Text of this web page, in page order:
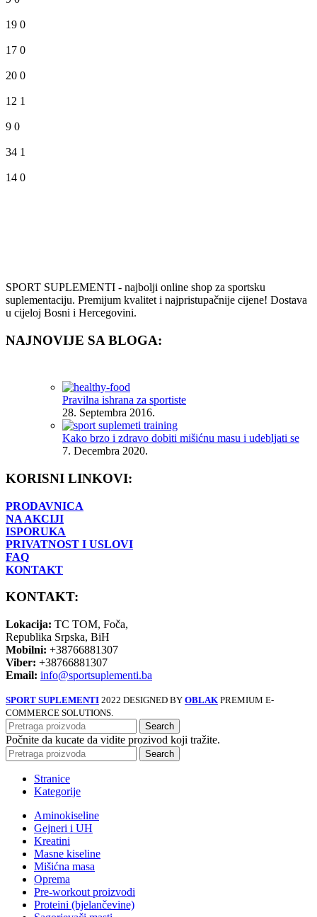
19 0
17 0
20 0
12 1
9 0
34 1
14 0
SPORT SUPLEMENTI - najbolji online shop za sportsku
suplementaciju. Premijum kvalitet i najpristupačnije cijene! Dostava
u cijeloj Bosni i Hercegovini.
NAJNOVIJE SA BLOGA:
Pravilna ishrana za sportiste
28. Septembra 2016.
Kako brzo i zdravo dobiti mišićnu masu i udebljati se
7. Decembra 2020.
KORISNI LINKOVI:
PRODAVNICA
NA AKCIJI
ISPORUKA
PRIVATNOST I USLOVI
FAQ
KONTAKT
KONTAKT:
Lokacija: TC TOM, Foča,
Republika Srpska, BiH
Mobilni: +38766881307
Viber: +38766881307
Email: info@sportsuplementi.ba
SPORT SUPLEMENTI 2022 DESIGNED BY OBLAK PREMIUM E-
COMMERCE SOLUTIONS.
Search
Počnite da kucate da vidite prozivod koji tražite.
Search
Stranice
Kategorije
Aminokiseline
Gejneri i UH
Kreatini
Masne kiseline
Mišićna masa
Oprema
Pre-workout proizvodi
Proteini (bjelančevine)